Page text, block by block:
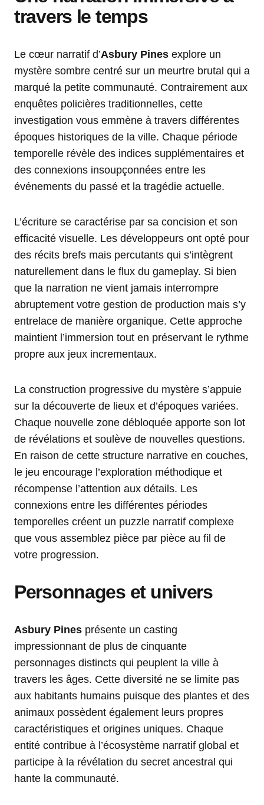
travers le temps
Le cœur narratif d’Asbury Pines explore un
mystère sombre centré sur un meurtre brutal qui a
marqué la petite communauté. Contrairement aux
enquêtes policières traditionnelles, cette
investigation vous emmène à travers différentes
époques historiques de la ville. Chaque période
temporelle révèle des indices supplémentaires et
des connexions insoupçonnées entre les
événements du passé et la tragédie actuelle.
L’écriture se caractérise par sa concision et son
efficacité visuelle. Les développeurs ont opté pour
des récits brefs mais percutants qui s’intègrent
naturellement dans le flux du gameplay. Si bien
que la narration ne vient jamais interrompre
abruptement votre gestion de production mais s’y
entrelace de manière organique. Cette approche
maintient l’immersion tout en préservant le rythme
propre aux jeux incrementaux.
La construction progressive du mystère s’appuie
sur la découverte de lieux et d’époques variées.
Chaque nouvelle zone débloquée apporte son lot
de révélations et soulève de nouvelles questions.
En raison de cette structure narrative en couches,
le jeu encourage l’exploration méthodique et
récompense l’attention aux détails. Les
connexions entre les différentes périodes
temporelles créent un puzzle narratif complexe
que vous assemblez pièce par pièce au fil de
votre progression.
Personnages et univers
Asbury Pines présente un casting
impressionnant de plus de cinquante
personnages distincts qui peuplent la ville à
travers les âges. Cette diversité ne se limite pas
aux habitants humains puisque des plantes et des
animaux possèdent également leurs propres
caractéristiques et origines uniques. Chaque
entité contribue à l’écosystème narratif global et
participe à la révélation du secret ancestral qui
hante la communauté.